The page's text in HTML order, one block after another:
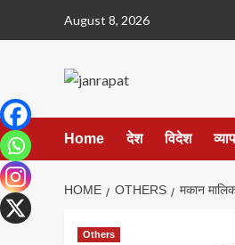
August 8, 2026
Home देश विदेश
HOME OTHERS मकान
Others